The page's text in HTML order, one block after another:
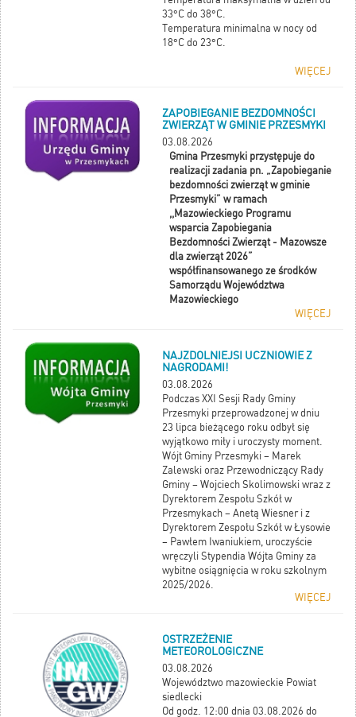
33°C do 38°C.
Temperatura minimalna w nocy od
18°C do 23°C.
WIĘCEJ
ZAPOBIEGANIE BEZDOMNOŚCI
ZWIERZĄT W GMINIE PRZESMYKI
03.08.2026
Gmina Przesmyki przystępuje do
realizacji zadania pn. „Zapobieganie
bezdomności zwierząt w gminie
Przesmyki” w ramach
,,Mazowieckiego Programu
wsparcia Zapobiegania
Bezdomności Zwierząt - Mazowsze
dla zwierząt 2026”
współfinansowanego ze środków
Samorządu Województwa
Mazowieckiego
WIĘCEJ
NAJZDOLNIEJSI UCZNIOWIE Z
NAGRODAMI!
03.08.2026
Podczas XXI Sesji Rady Gminy
Przesmyki przeprowadzonej w dniu
23 lipca bieżącego roku odbył się
wyjątkowo miły i uroczysty moment.
Wójt Gminy Przesmyki – Marek
Zalewski oraz Przewodniczący Rady
Gminy – Wojciech Skolimowski wraz z
Dyrektorem Zespołu Szkół w
Przesmykach – Anetą Wiesner i z
Dyrektorem Zespołu Szkół w Łysowie
– Pawłem Iwaniukiem, uroczyście
wręczyli Stypendia Wójta Gminy za
wybitne osiągnięcia w roku szkolnym
2025/2026.
WIĘCEJ
OSTRZEŻENIE
METEOROLOGICZNE
03.08.2026
Województwo mazowieckie Powiat
siedlecki
Od godz. 12:00 dnia 03.08.2026 do